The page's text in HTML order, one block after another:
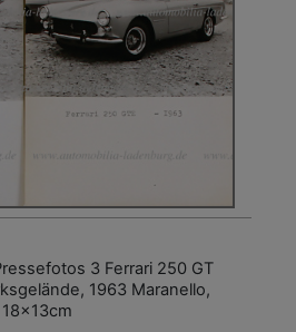
3 Ferrari 250 GT
1963 Maranello,